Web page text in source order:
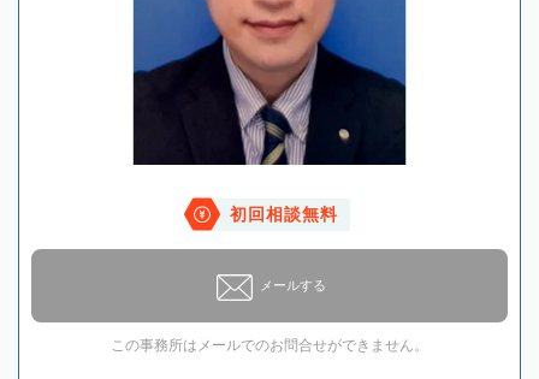
初回相談無料
メールする
この事務所はメールでのお問合せができません。